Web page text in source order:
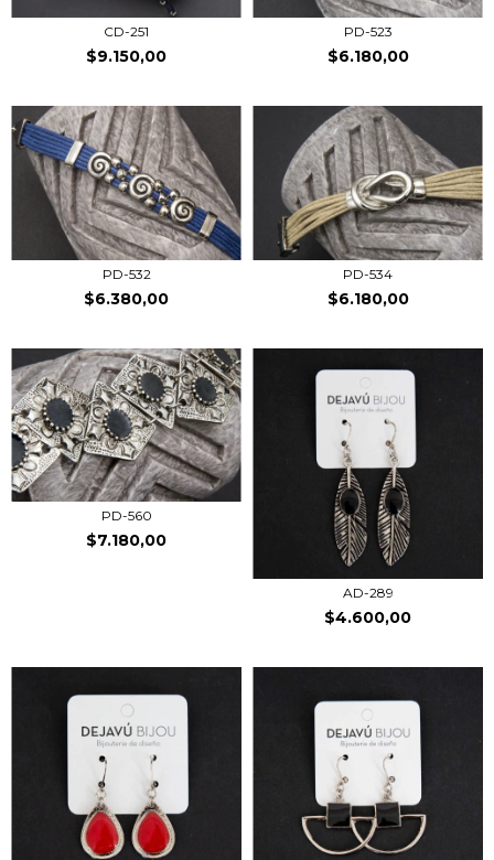
CD-251
$9.150,00
PD-523
$6.180,00
PD-532
$6.380,00
PD-534
$6.180,00
PD-560
$7.180,00
AD-289
$4.600,00